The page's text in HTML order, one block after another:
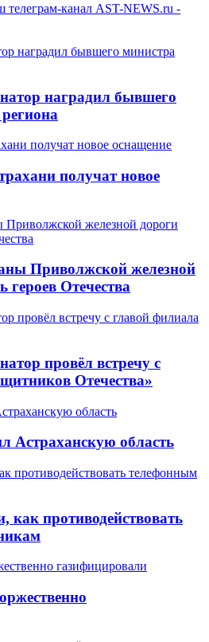
телеграм-канал AST-NEWS.ru -
наградил бывшего
получат новое
Приволжской железной
героев Отечества
провёл встречу с
Отечества»
Астраханскую область
как противодействовать